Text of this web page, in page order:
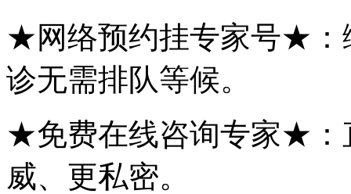
★网络预约挂专家号★：
诊无需排队等候。
★免费在线咨询专家★：
威、更私密。